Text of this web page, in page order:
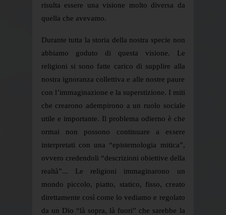
risulta essere una visione molto diversa da
quella che avevamo.
Durante tutta la storia della nostra specie non
abbiamo goduto di questa visione. Le
religioni si sono fatte carico di supplire alla
nostra ignoranza collettiva e alle nostre paure
con l’immaginazione e la superstizione. I miti
che crearono adempirono a un ruolo sociale
utile e importante. Il problema odierno è che
ormai non possono continuare a essere
interpretati con una “epistemologia mitica”,
ovvero credendoli “descrizioni obiettive della
realtà”... Le religioni immaginarono un
mondo piccolo, piatto, statico, fisso, creato
direttamente così come lo vediamo e regolato
da un Dio “là sopra, là fuori” che sarebbe la